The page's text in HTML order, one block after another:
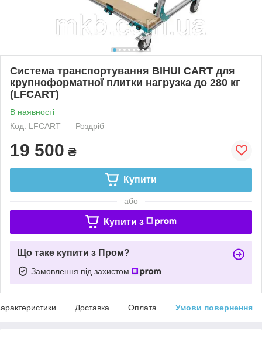
Система транспортування BIHUI CART для
крупноформатної плитки нагрузка до 280 кг
(LFCART)
В наявності
Код: LFCART
Роздріб
19 500 ₴
Купити
або
Купити з
Що таке купити з Пром?
Замовлення під захистом
Доставка Оплата Умови повернення